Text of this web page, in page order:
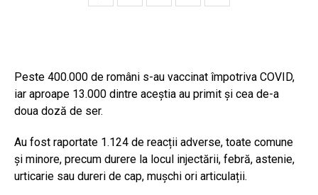
Peste 400.000 de români s-au vaccinat împotriva COVID,
iar aproape 13.000 dintre aceștia au primit și cea de-a
doua doză de ser.
Au fost raportate 1.124 de reacții adverse, toate comune
și minore, precum durere la locul injectării, febră, astenie,
urticarie sau dureri de cap, mușchi ori articulații.